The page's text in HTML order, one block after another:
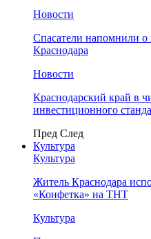
Новости
Спасатели напомнили о
Краснодара
Новости
Краснодарский край в
инвестиционного
Пред След
Культура
Культура
Житель Краснодара
«Конфетка» на ТНТ
Культура